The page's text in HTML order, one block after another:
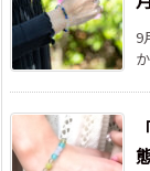
9